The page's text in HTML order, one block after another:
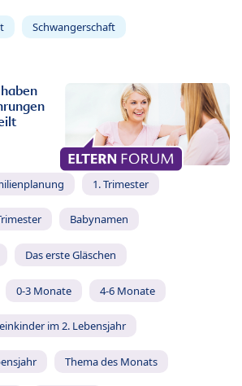
Schwangerschaft
1. Trimester
Babynamen
Das erste Gläschen
0-3 Monate 4-6 Monate
im 2. Lebensjahr
Thema des Monats